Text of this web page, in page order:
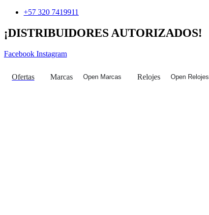
contenido
+57 320 7419911
¡DISTRIBUIDORES AUTORIZADOS!
Facebook Instagram
Ofertas Marcas Open Marcas Relojes Open Relojes